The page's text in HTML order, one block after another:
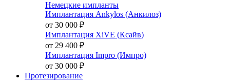
Немецкие импланты
Имплантация Ankylos (Анкилоз)
от 30 000 ₽
Имплантация XiVE (Ксайв)
от 29 400 ₽
Имплантация Impro (Импро)
от 30 000 ₽
Протезирование